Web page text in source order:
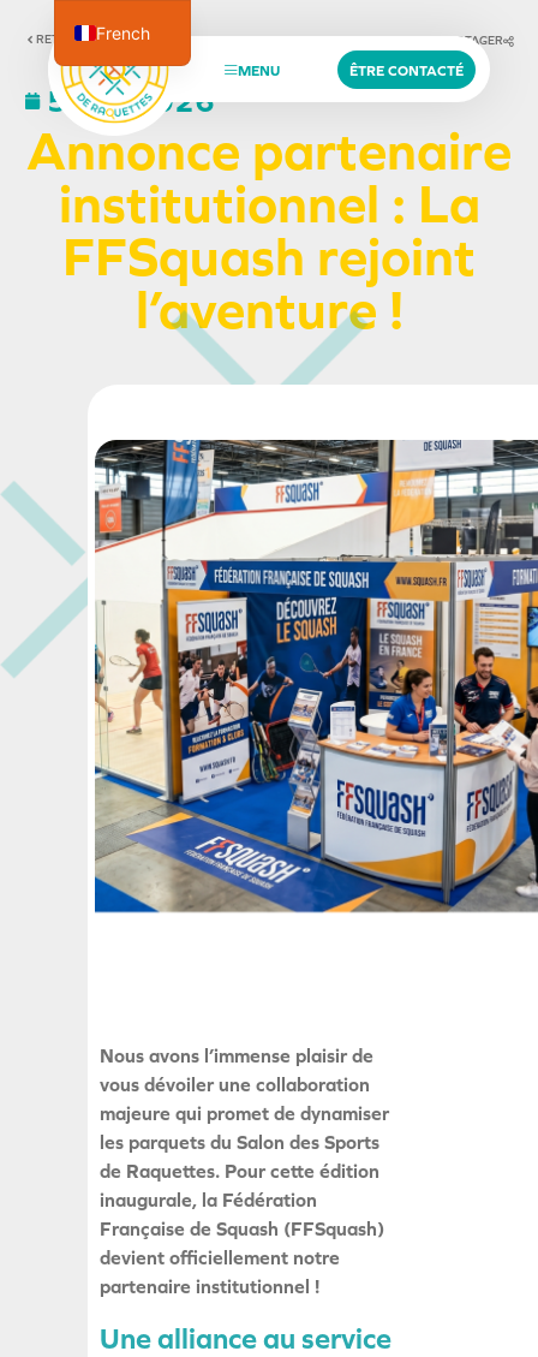
MENU ÊTRE CONTACTÉ
RETOUR AUX ACTUALITÉS PARTAGER
5 mai 2026
Annonce partenaire
institutionnel : La
FFSquash rejoint
l’aventure !
Nous avons l’immense plaisir de
vous dévoiler une collaboration
majeure qui promet de dynamiser
les parquets du Salon des Sports
de Raquettes. Pour cette édition
inaugurale, la Fédération
Française de Squash (FFSquash)
devient officiellement notre
partenaire institutionnel !
Une alliance au service
French
English
Spanish